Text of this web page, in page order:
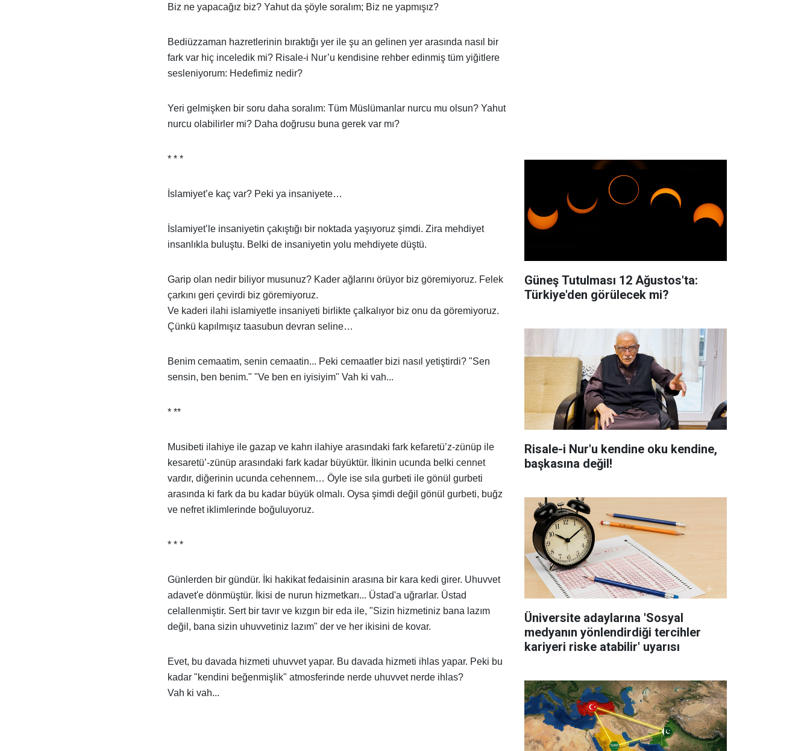
Biz ne yapacağız biz? Yahut da şöyle soralım; Biz ne yapmışız?
Bediüzzaman hazretlerinin bıraktığı yer ile şu an gelinen yer arasında nasıl bir
fark var hiç inceledik mi? Risale-i Nur’u kendisine rehber edinmiş tüm yiğitlere
sesleniyorum: Hedefimiz nedir?
Yeri gelmişken bir soru daha soralım: Tüm Müslümanlar nurcu mu olsun? Yahut
nurcu olabilirler mi? Daha doğrusu buna gerek var mı?
* * *
İslamiyet’e kaç var? Peki ya insaniyete…
İslamiyet’le insaniyetin çakıştığı bir noktada yaşıyoruz şimdi. Zira mehdiyet
insanlıkla buluştu. Belki de insaniyetin yolu mehdiyete düştü.
Garip olan nedir biliyor musunuz? Kader ağlarını örüyor biz göremiyoruz. Felek
çarkını geri çevirdi biz göremiyoruz.
Ve kaderi ilahi islamiyetle insaniyeti birlikte çalkalıyor biz onu da göremiyoruz.
Çünkü kapılmışız taasubun devran seline…
Benim cemaatim, senin cemaatin... Peki cemaatler bizi nasıl yetiştirdi? "Sen
sensin, ben benim." "Ve ben en iyisiyim" Vah ki vah...
* **
Musibeti ilahiye ile gazap ve kahrı ilahiye arasındaki fark kefaretü’z-zünüp ile
kesaretü’-zünüp arasındaki fark kadar büyüktür. İlkinin ucunda belki cennet
vardır, diğerinin ucunda cehennem… Öyle ise sıla gurbeti ile gönül gurbeti
arasında ki fark da bu kadar büyük olmalı. Oysa şimdi değil gönül gurbeti, buğz
ve nefret iklimlerinde boğuluyoruz.
* * *
Günlerden bir gündür. İki hakikat fedaisinin arasına bir kara kedi girer. Uhuvvet
adavet'e dönmüştür. İkisi de nurun hizmetkarı... Üstad'a uğrarlar. Üstad
celallenmiştir. Sert bir tavır ve kızgın bir eda ile, "Sizin hizmetiniz bana lazım
değil, bana sizin uhuvvetiniz lazım" der ve her ikisini de kovar.
Evet, bu davada hizmeti uhuvvet yapar. Bu davada hizmeti ihlas yapar. Peki bu
kadar "kendini beğenmişlik" atmosferinde nerde uhuvvet nerde ihlas?
Vah ki vah...
Güneş Tutulması 12 Ağustos'ta:
Türkiye'den görülecek mi?
Risale-i Nur'u kendine oku kendine,
başkasına değil!
Üniversite adaylarına 'Sosyal
medyanın yönlendirdiği tercihler
kariyeri riske atabilir' uyarısı